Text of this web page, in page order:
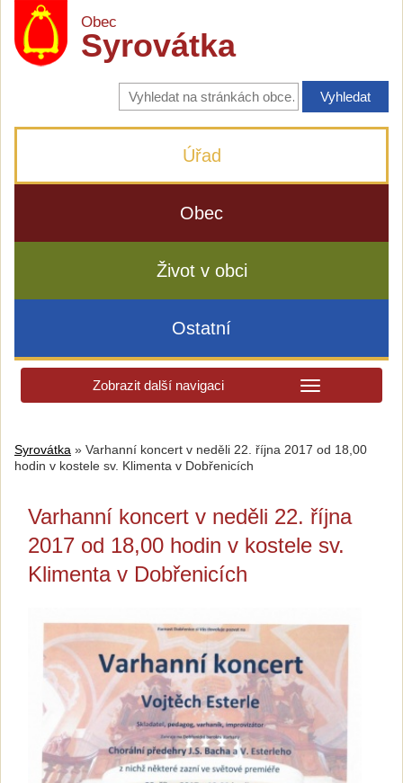
Obec
Syrovátka
Vyhledávání
na
stránkách
Úřad
Obec
Život v obci
Ostatní
Zobrazit další navigaci
Syrovátka » Varhanní koncert v neděli 22. října 2017 od 18,00
hodin v kostele sv. Klimenta v Dobřenicích
Varhanní koncert v neděli 22. října
2017 od 18,00 hodin v kostele sv.
Klimenta v Dobřenicích